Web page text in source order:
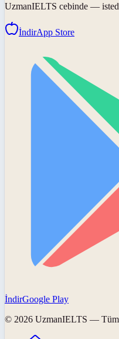
UzmanIELTS cebinde —
İndirApp Store
İndirGoogle Play
© 2026 UzmanIELTS — Tüm